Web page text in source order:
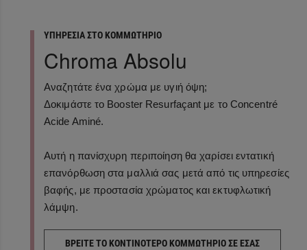
ΥΠΗΡΕΣΙΑ ΣΤΟ ΚΟΜΜΩΤΗΡΙΟ
Chroma Absolu
Αναζητάτε ένα χρώμα με υγιή όψη;
Δοκιμάστε το Booster Resurfaçant με το Concentré
Acide Aminé.
Αυτή η πανίσχυρη περιποίηση θα χαρίσει εντατική
επανόρθωση στα μαλλιά σας μετά από τις υπηρεσίες
βαφής, με προστασία χρώματος και εκτυφλωτική
λάμψη.
ΒΡΕΙΤΕ ΤΟ ΚΟΝΤΙΝΟΤΕΡΟ ΚΟΜΜΩΤΗΡΙΟ ΣΕ ΕΣΑΣ